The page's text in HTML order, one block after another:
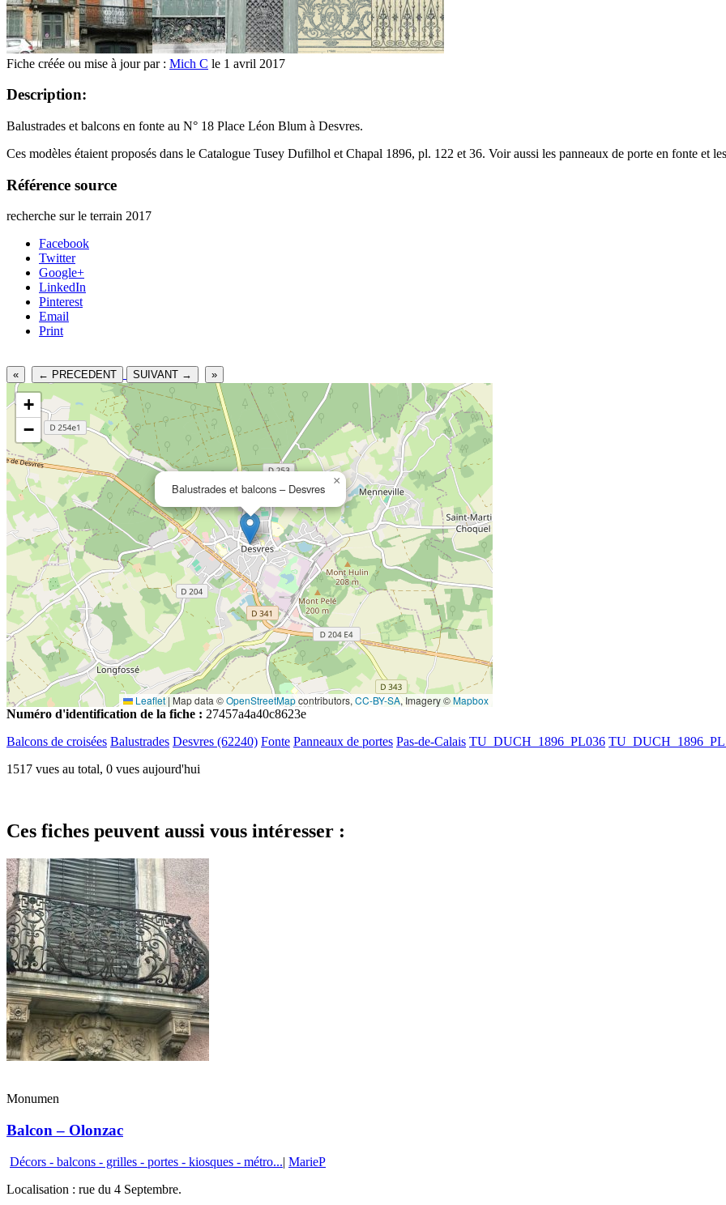
Fiche créée ou mise à jour par : Mich C le 1 avril 2017
Description:
Balustrades et balcons en fonte au N° 18 Place Léon Blum à Desvres.
Ces modèles étaient proposés dans le Catalogue Tusey Dufilhol et Chapal 1896, pl. 122 et 36. Voir aussi les panneaux de porte en fonte et
Référence source
recherche sur le terrain 2017
Facebook
Twitter
Google+
LinkedIn
Pinterest
Email
Print
« ← PRECEDENT SUIVANT → »
Balustrades et balcons – Desvres
×
+
−
Leaflet | Map data ©OpenStreetMapcontributors,CC-BY-SA, Imagery ©Mapbox
Numéro d'identification de la fiche : 27457a4a40c8623e
Balcons de croisées Balustrades Desvres (62240) Fonte Panneaux de portes Pas-de-Calais TU_DUCH_1896_PL036
1517 vues au total, 0 vues aujourd'hui
Ces fiches peuvent aussi vous intéresser :
Monumen
Balcon – Olonzac
Décors - balcons - grilles - portes - kiosques - métro...| MarieP
Localisation : rue du 4 Septembre.